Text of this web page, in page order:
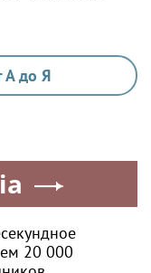
А до Я
20 000